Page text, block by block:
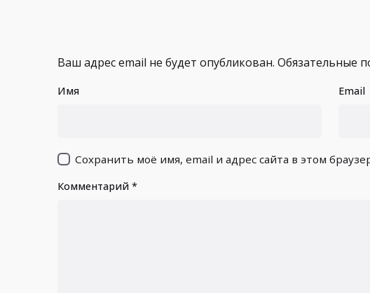
Ваш адрес email не будет опубликован. Обязательные
Имя Email
Сохранить моё имя, email и адрес сайта в этом
Комментарий *